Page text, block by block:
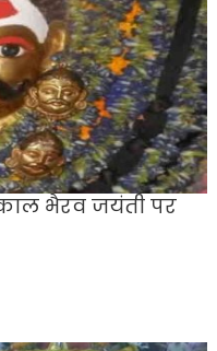
काल भैरव जयंती पर